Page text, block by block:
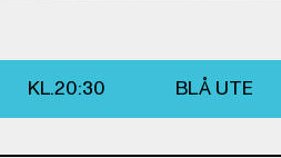
KL.20:30 BLÅ UTE